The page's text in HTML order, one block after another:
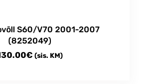
S60/V70 2001-2007
(8252049)
€ (sis. KM)